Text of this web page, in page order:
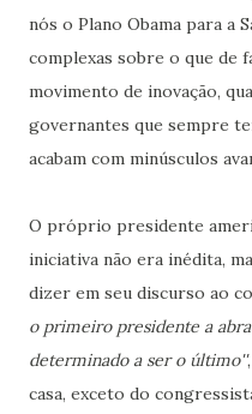
nós o Plano Obama para a
complexas sobre o que de
movimento de inovação,
governantes que sempre
acabam com minúsculos
O próprio presidente
iniciativa não era inédita,
dizer em seu discurso ao
o primeiro presidente a
determinado a ser o último''
casa, exceto do